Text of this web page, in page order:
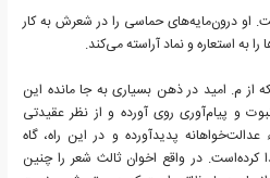
او درون‌مایه‌های حماسی را در شعرش به کار
به استعاره و نماد آراسته می‌کند.
از م. امید در ذهن بسیاری به جا مانده این
و پیام‌آوری روی آورده و از نظر عقیدتی
عدالت‌خواهانه پدیدآورده و در این راه، گاه
کرده‌است. در واقع اخوان ثالث شعر را چنین